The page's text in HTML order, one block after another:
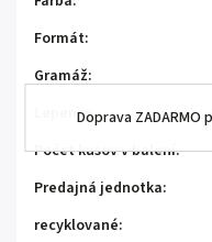
Doprava ZADARMO
Formát:
Gramáž:
Lepenie:
Počet kusov v balení:
Predajná jednotka:
recyklované: